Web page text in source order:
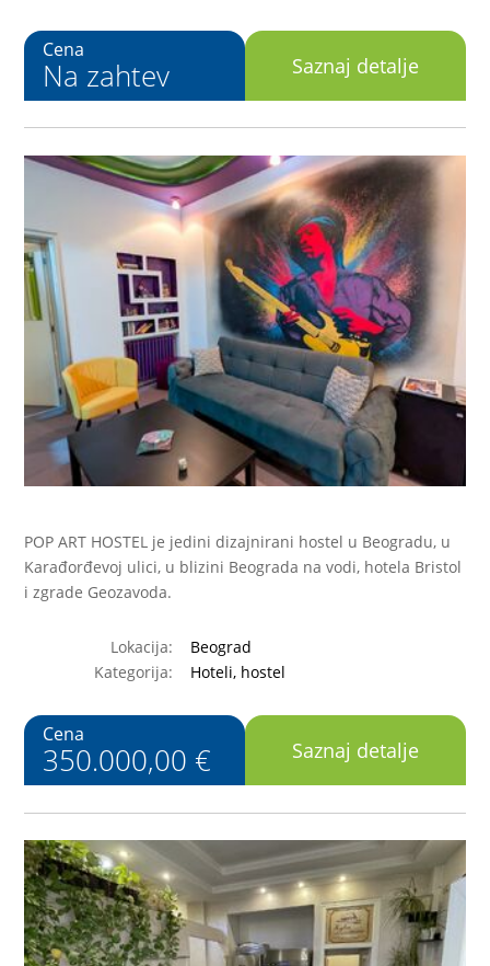
Cena
Na zahtev Saznaj detalje
POP ART HOSTEL je jedini dizajnirani hostel u Beogradu, u
Karađorđevoj ulici, u blizini Beograda na vodi, hotela Bristol
i zgrade Geozavoda.
Lokacija:
Beograd
Kategorija:
Hoteli, hostel
Cena
350.000,00 € Saznaj detalje